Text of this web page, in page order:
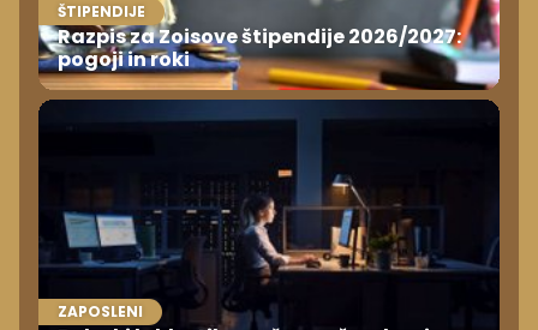
ŠTIPENDIJE
Razpis za Zoisove štipendije 2026/2027:
pogoji in roki
ZAPOSLENI